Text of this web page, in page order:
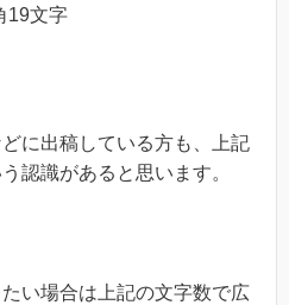
19文字
に出稿している方も、上記
認識があると思います。
い場合は上記の文字数で広